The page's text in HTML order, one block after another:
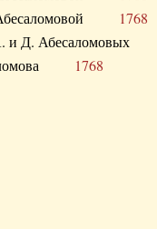
Абесаломовой 1768
А. и Д. Абесаломовых
1768